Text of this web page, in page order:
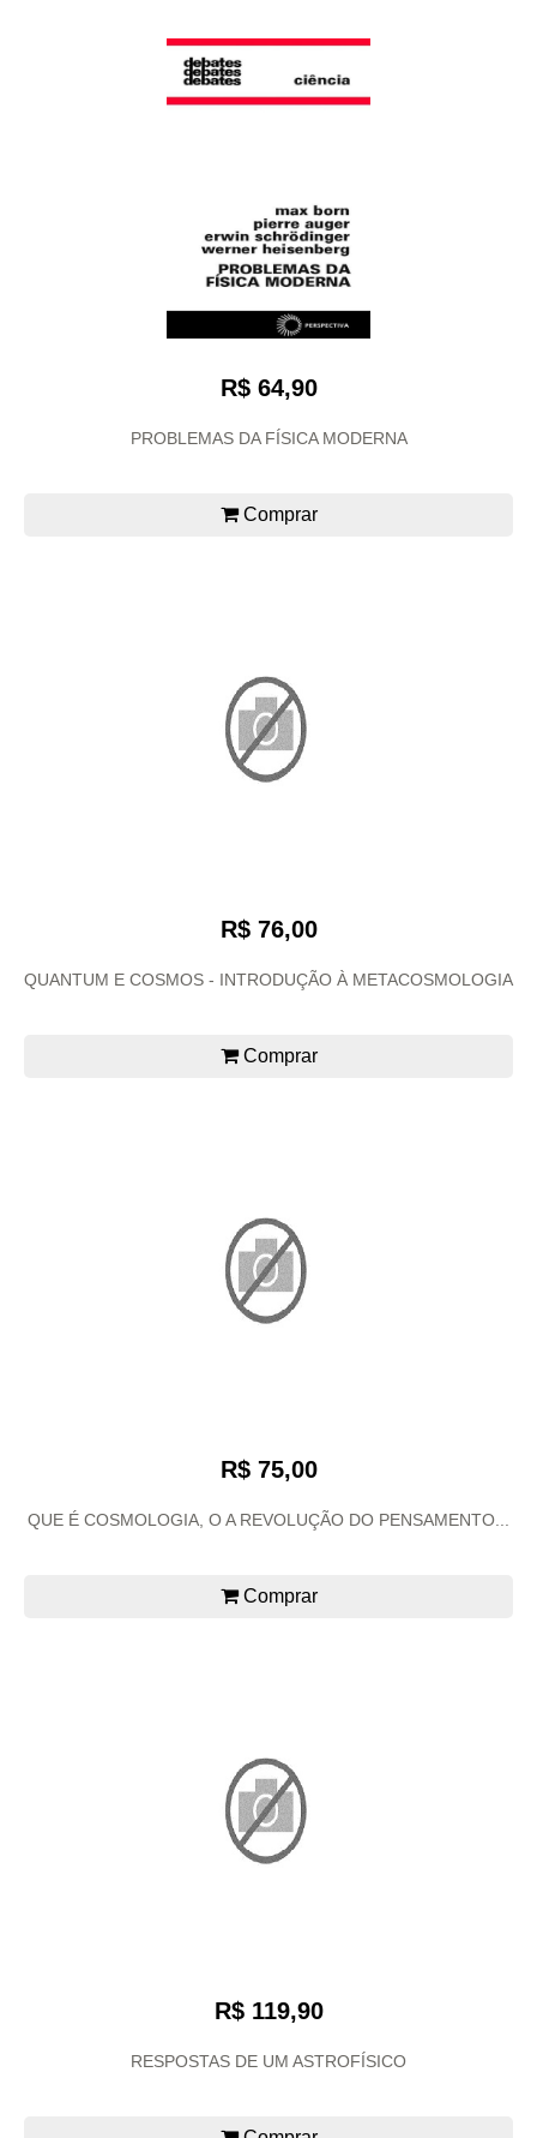
R$ 64,90
PROBLEMAS DA FÍSICA MODERNA
Comprar
R$ 76,00
QUANTUM E COSMOS - INTRODUÇÃO À METACOSMOLOGIA
Comprar
R$ 75,00
QUE É COSMOLOGIA, O A REVOLUÇÃO DO PENSAMENTO...
Comprar
R$ 119,90
RESPOSTAS DE UM ASTROFÍSICO